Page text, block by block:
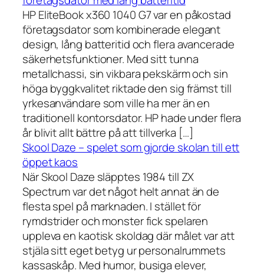
HP EliteBook x360 1040 G7 var en påkostad
företagsdator som kombinerade elegant
design, lång batteritid och flera avancerade
säkerhetsfunktioner. Med sitt tunna
metallchassi, sin vikbara pekskärm och sin
höga byggkvalitet riktade den sig främst till
yrkesanvändare som ville ha mer än en
traditionell kontorsdator. HP hade under flera
år blivit allt bättre på att tillverka […]
Skool Daze – spelet som gjorde skolan till ett
öppet kaos
När Skool Daze släpptes 1984 till ZX
Spectrum var det något helt annat än de
flesta spel på marknaden. I stället för
rymdstrider och monster fick spelaren
uppleva en kaotisk skoldag där målet var att
stjäla sitt eget betyg ur personalrummets
kassaskåp. Med humor, busiga elever,